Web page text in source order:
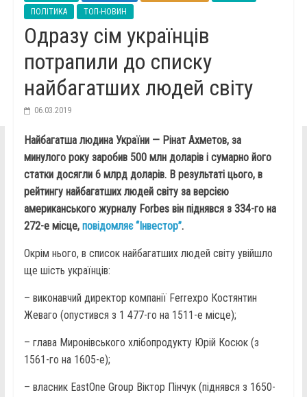
ПОЛІТИКА
ТОП-НОВИН
Одразу сім українців
потрапили до списку
найбагатших людей світу
06.03.2019
Найбагатша людина України — Рінат Ахметов, за
минулого року заробив 500 млн доларів і сумарно його
статки досягли 6 млрд доларів. В результаті цього, в
рейтингу найбагатших людей світу за версією
американського журналу Forbes він піднявся з 334-го на
272-е місце, повідомляє “Інвестор”.
Окрім нього, в список найбагатших людей світу увійшло
ще шість українців:
– виконавчий директор компанії Ferrexpo Костянтин
Жеваго (опустився з 1 477-го на 1511-е місце);
– глава Миронівського хлібопродукту Юрій Косюк (з
1561-го на 1605-е);
– власник EastOne Group Віктор Пінчук (піднявся з 1650-